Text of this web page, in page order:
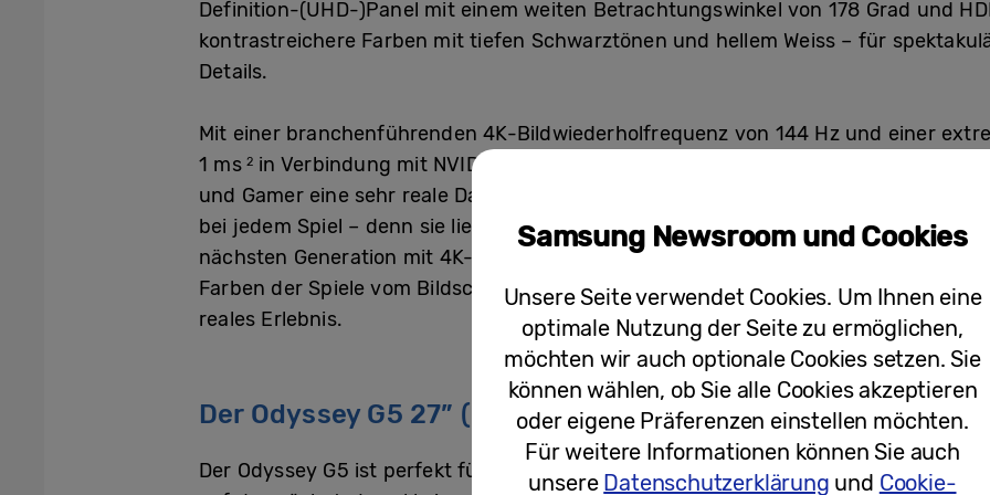
Definition-(UHD-)Panel mit einem weiten Betrachtungswinkel von 178 Grad und
kontrastreichere Farben mit tiefen Schwarztönen und hellem Weiss – für
Details.
Mit einer branchenführenden 4K-Bildwiederholfrequenz von 144 Hz und einer
1 ms 2 in Verbindung mit NVIDIA® G-SYNC® Compatible und AMD FreeSync
und Gamer eine sehr reale Darstellung. Dank der HDMI 2.1-Kompatibilität bietet
bei jedem Spiel – denn sie liefert maximale Auflösungen und Bildwiederholraten
nächsten Generation mit 4K-120Hz-Unterstützung. Das charakteristische
Farben der Spiele vom Bildschirm in die tatsächliche Umgebung der Gamerinnen
reales Erlebnis.
Der Odyssey G5 27” (Modell: G50A)
Der Odyssey G5 ist perfekt für Gamerinnen und Gamer, die ihre Spielerfahrung auf
Samsung Newsroom und Cookies
Unsere Seite verwendet Cookies. Um Ihnen eine
optimale Nutzung der Seite zu ermöglichen,
möchten wir auch optionale Cookies setzen. Sie
können wählen, ob Sie alle Cookies akzeptieren
oder eigene Präferenzen einstellen möchten.
Für weitere Informationen können Sie auch
unsere Datenschutzerklärung und Cookie-